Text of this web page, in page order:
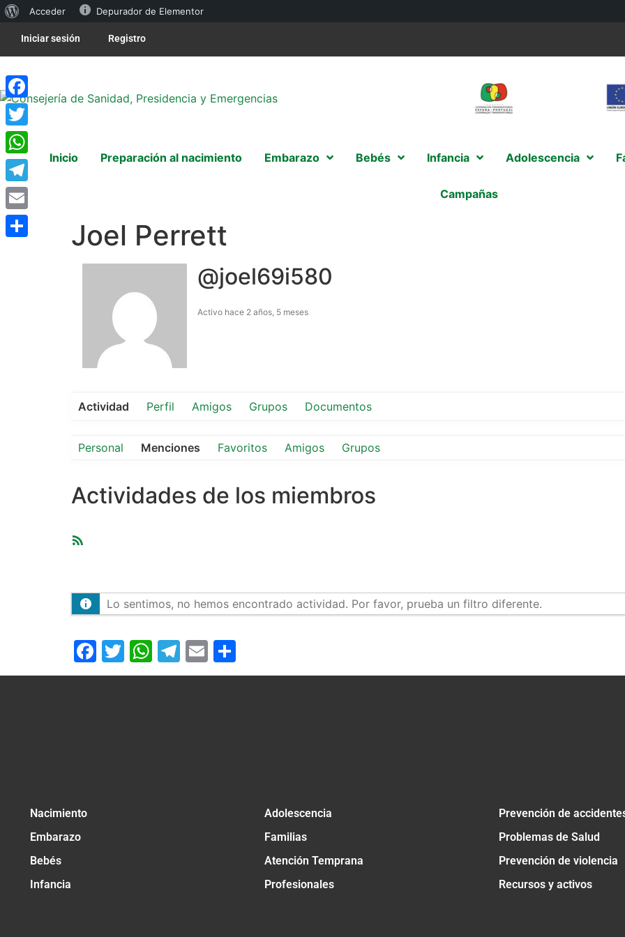
Acceder Depurador de Elementor
Iniciar sesión Registro
Inicio Preparación al nacimiento Embarazo Bebés Infancia Adolescencia
Campañas
Joel Perrett
@joel69i580
Activo hace 2 años, 5 meses
Actividad Perfil Amigos Grupos Documentos
Personal Menciones Favoritos Amigos Grupos
Actividades de los miembros
Lo sentimos, no hemos encontrado actividad. Por favor, prueba un filtro diferente.
Facebook
Twitter
WhatsApp
Telegram
Email
Nacimiento
Embarazo
Bebés
Infancia
Adolescencia
Familias
Atención Temprana
Profesionales
Prevención de
Problemas de Salud
Prevención de violencia
Recursos y activos
Facebook
Twitter
WhatsApp
Telegram
Email